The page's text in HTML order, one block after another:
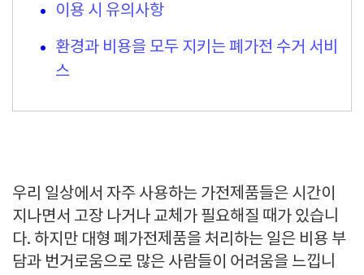
이용 시 유의사항
환경과 비용을 모두 지키는 폐가전 수거 서비
스
우리 일상에서 자주 사용하는 가전제품들은 시간이
지나면서 고장 나거나 교체가 필요해질 때가 있습니
다. 하지만 대형 폐가전제품을 처리하는 일은 비용 부
담과 번거로움으로 많은 사람들이 어려움을 느낍니